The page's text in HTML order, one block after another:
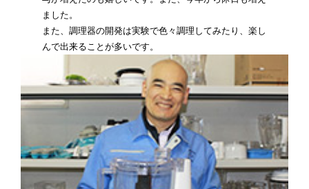
ました。
また、調理器の開発は実験で色々調理してみたり、楽し
んで出来ることが多いです。